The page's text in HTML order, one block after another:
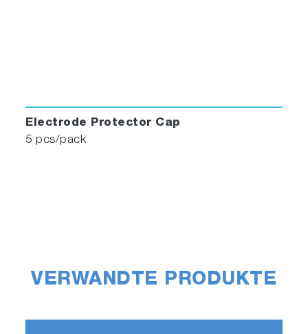
Electrode Protector Cap
5 pcs/pack
VERWANDTE PRODUKTE